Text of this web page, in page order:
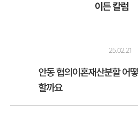
이든 칼럼
25.02.21
안동 협의이혼재산분할 어
할까요